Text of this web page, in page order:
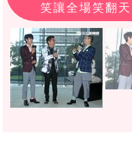
笑讓全場笑翻